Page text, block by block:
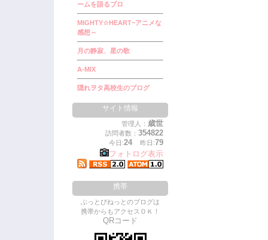
ームを語るブロ
MIGHTY☆HEART~アニメな
感想～
月の静寂、星の歌
A-MIX
隠れヲタ高校生のブログ
サイト情報
管理人： 歳世
訪問者数： 354822
今日:24 昨日:79
フォトログ表示
携帯
ぶっとびねっとのブログは
携帯からもアクセスＯＫ！
QRコード